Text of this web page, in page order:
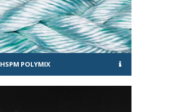
HSPM POLYMIX